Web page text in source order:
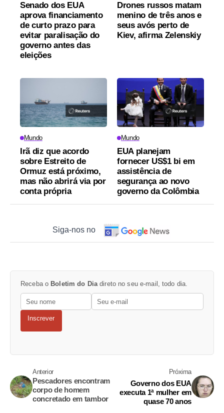
Senado dos EUA
aprova financiamento
de curto prazo para
evitar paralisação do
governo antes das
eleições
Drones russos matam
menino de três anos e
seus avós perto de
Kiev, afirma Zelenskiy
Mundo
Irã diz que acordo
sobre Estreito de
Ormuz está próximo,
mas não abrirá via por
conta própria
Mundo
EUA planejam
fornecer US$1 bi em
assistência de
segurança ao novo
governo da Colômbia
Siga-nos no
Receba o Boletim do Dia direto no seu e-mail, todo dia.
Inscrever
Anterior
Pescadores encontram
corpo de homem
concretado em tambor
Próxima
Governo dos EUA
executa 1ª mulher em
quase 70 anos